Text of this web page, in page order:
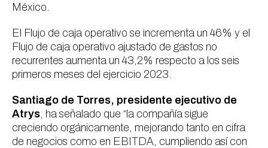
México.
El Flujo de caja operativo se incrementa un 46% y el
Flujo de caja operativo ajustado de gastos no
recurrentes aumenta un 43,2% respecto a los seis
primeros meses del ejercicio 2023.
Santiago de Torres, presidente ejecutivo de
Atrys, ha señalado que “la compañía sigue
creciendo orgánicamente, mejorando tanto en cifra
de negocios como en EBITDA, cumpliendo así con